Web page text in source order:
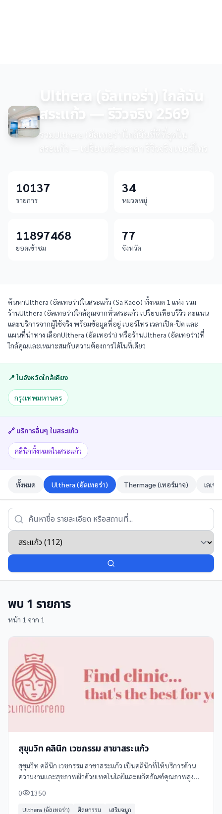
Ulthera (อัลเทอร่า) ใกล้ฉัน
สระแก้ว — รีวิวจริง 2569
รวมUlthera (อัลเทอร่า)ใกล้ฉันที่ดีที่สุดใน
สระแก้ว — เปรียบเทียบราคา รีวิวจริง เบอร์โทร
10137
รายการ
34
หมวดหมู่
11897468
ยอดเข้าชม
77
จังหวัด
ค้นหาUlthera (อัลเทอร่า)ในสระแก้ว (Sa Kaeo) ทั้งหมด 1 แห่ง รวม
ร้านUlthera (อัลเทอร่า)ใกล้คุณจากทั่วสระแก้ว เปรียบเทียบรีวิว คะแนน
และบริการจากผู้ใช้จริง พร้อมข้อมูลที่อยู่ เบอร์โทร เวลาเปิด-ปิด และ
แผนที่นำทาง เลือกUlthera (อัลเทอร่า) หรือร้านUlthera (อัลเทอร่า)ที่
ใกล้คุณและเหมาะสมกับความต้องการได้ในที่เดียว
📍 ในจังหวัดใกล้เคียง
กรุงเทพมหานคร
🔗 บริการอื่นๆ ในสระแก้ว
คลินิกทั้งหมดในสระแก้ว
ทั้งหมด Ulthera (อัลเทอร่า) Thermage (เทอร์มาจ) เลเซ
พบ 1 รายการ
หน้า 1 จาก 1
สุขุมวิท คลินิก เวชกรรม สาขาสระแก้ว
สุขุมวิท คลินิก เวชกรรม สาขาสระแก้ว เป็นคลินิกที่ให้บริการด้าน
ความงามและสุขภาพผิวด้วยเทคโนโลยีและผลิตภัณฑ์คุณภาพสูง
อำเภอเมือง จังหวัดสระแก้ว
0 1350
Ulthera (อัลเทอร่า) ศัลยกรรม เสริมจมูก